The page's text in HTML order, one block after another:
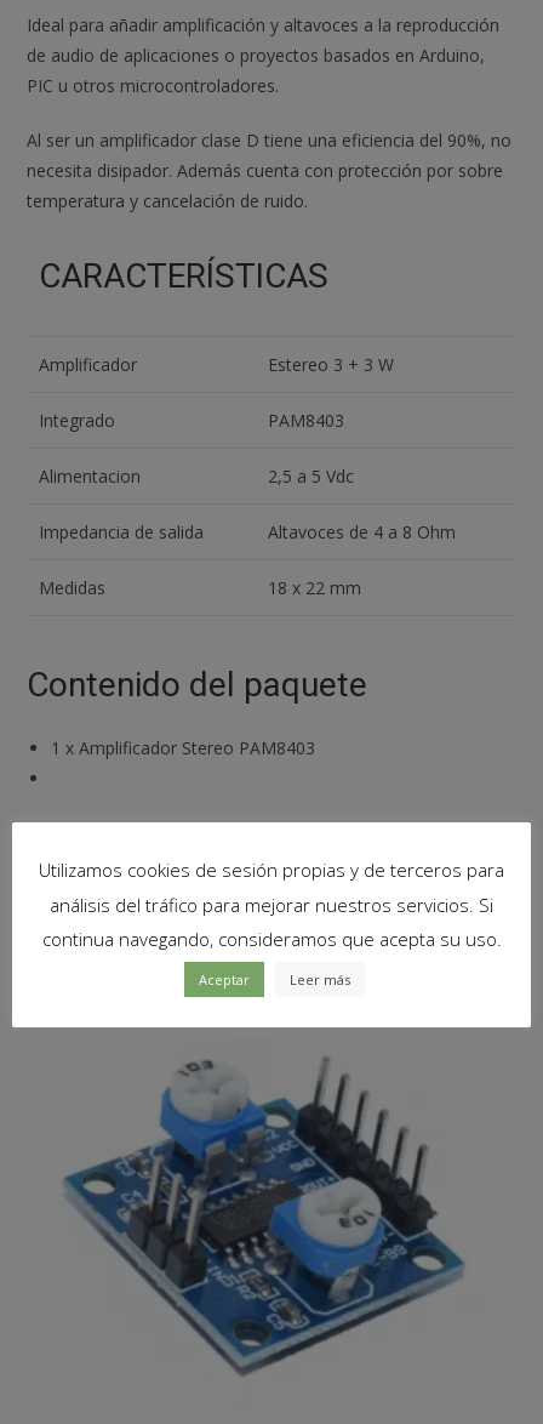
Ideal para añadir amplificación y altavoces a la reproducción
de audio de aplicaciones o proyectos basados en Arduino,
PIC u otros microcontroladores.
Al ser un amplificador clase D tiene una eficiencia del 90%, no
necesita disipador. Además cuenta con protección por sobre
temperatura y cancelación de ruido.
CARACTERÍSTICAS
Amplificador Estereo 3 + 3 W
Integrado PAM8403
Alimentacion 2,5 a 5 Vdc
Impedancia de salida Altavoces de 4 a 8 Ohm
Medidas 18 x 22 mm
Contenido del paquete
1 xAmplificador Stereo PAM8403
Productos relacionados
Utilizamos cookies de sesión propias y de terceros para
análisis del tráfico para mejorar nuestros servicios. Si
continua navegando, consideramos que acepta su uso.
Aceptar Leer más